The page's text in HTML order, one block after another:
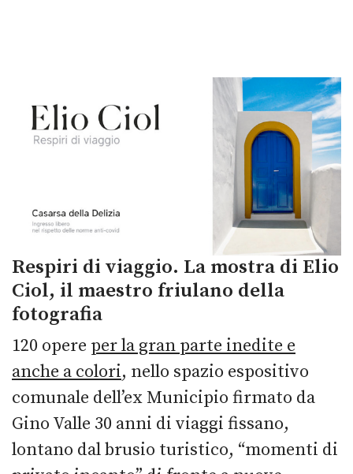
Respiri di viaggio. La mostra di Elio
Ciol, il maestro friulano della
fotografia
120 opere per la gran parte inedite e
anche a colori, nello spazio espositivo
comunale dell’ex Municipio firmato da
Gino Valle 30 anni di viaggi fissano,
lontano dal brusio turistico, “momenti di